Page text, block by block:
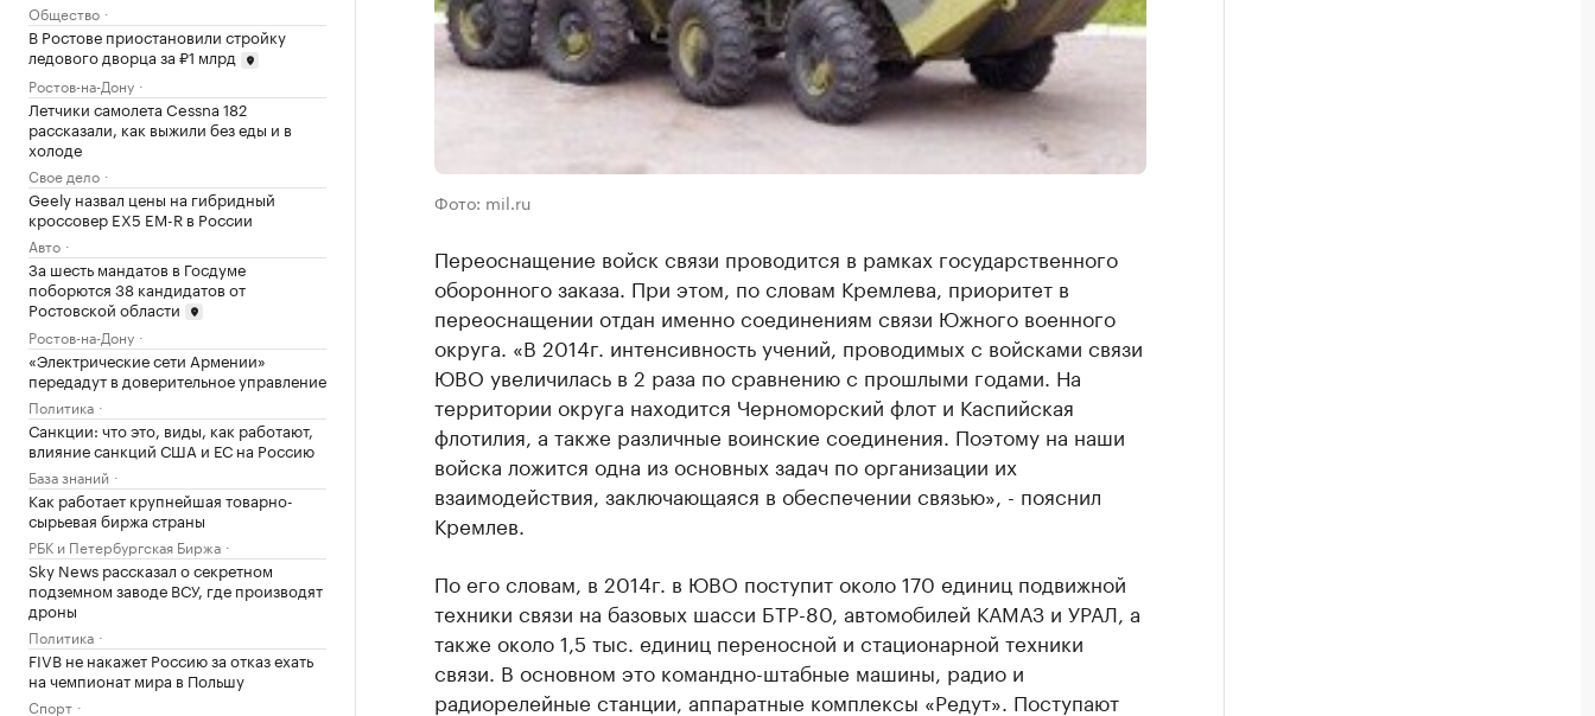
Общество
В Ростове приостановили стройку
ледового дворца за ₽1 млрд
Ростов-на-Дону
Летчики самолета Cessna 182
рассказали, как выжили без еды и в
холоде
Свое дело
Geely назвал цены на гибридный
кроссовер EX5 EM-R в России
Авто
За шесть мандатов в Госдуме
поборются 38 кандидатов от
Ростовской области
Ростов-на-Дону
«Электрические сети Армении»
передадут в доверительное управление
Политика
Санкции: что это, виды, как работают,
влияние санкций США и ЕС на Россию
База знаний
Как работает крупнейшая товарно-
сырьевая биржа страны
РБК и Петербургская Биржа
Sky News рассказал о секретном
подземном заводе ВСУ, где производят
дроны
Политика
FIVB не накажет Россию за отказ ехать
на чемпионат мира в Польшу
Спорт
Фото: mil.ru
Переоснащение войск связи проводится в рамках государственного
оборонного заказа. При этом, по словам Кремлева, приоритет в
переоснащении отдан именно соединениям связи Южного военного
округа. «В 2014г. интенсивность учений, проводимых с войсками связи
ЮВО увеличилась в 2 раза по сравнению с прошлыми годами. На
территории округа находится Черноморский флот и Каспийская
флотилия, а также различные воинские соединения. Поэтому на наши
войска ложится одна из основных задач по организации их
взаимодействия, заключающаяся в обеспечении связью», - пояснил
Кремлев.
По его словам, в 2014г. в ЮВО поступит около 170 единиц подвижной
техники связи на базовых шасси БТР-80, автомобилей КАМАЗ и УРАЛ, а
также около 1,5 тыс. единиц переносной и стационарной техники
связи. В основном это командно-штабные машины, радио и
радиорелейные станции, аппаратные комплексы «Редут». Поступают